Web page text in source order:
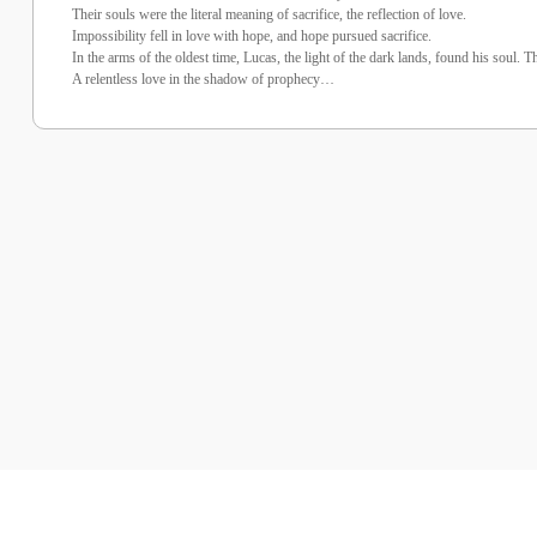
Their souls were the literal meaning of sacrifice, the reflection of love.
Impossibility fell in love with hope, and hope pursued sacrifice.
In the arms of the oldest time, Lucas, the light of the dark lands, found his soul.
A relentless love in the shadow of prophecy…